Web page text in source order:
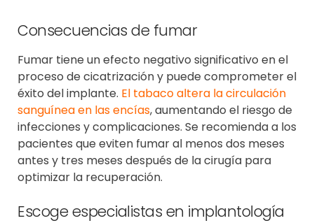
Consecuencias de fumar
Fumar tiene un efecto negativo significativo en el
proceso de cicatrización y puede comprometer el
éxito del implante. El tabaco altera la circulación
sanguínea en las encías, aumentando el riesgo de
infecciones y complicaciones. Se recomienda a los
pacientes queeviten fumar al menos dos meses
antes y tres meses después de la cirugía para
optimizar la recuperación.
Escoge especialistas en implantología